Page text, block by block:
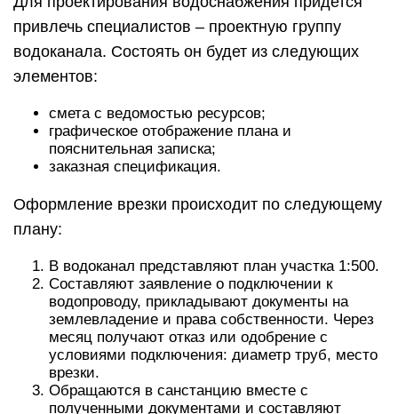
привлечь специалистов – проектную группу
водоканала. Состоять он будет из следующих
элементов:
смета с ведомостью ресурсов;
графическое отображение плана и
пояснительная записка;
заказная спецификация.
Оформление врезки происходит по следующему
плану:
В водоканал представляют план участка 1:500.
Составляют заявление о подключении к
водопроводу, прикладывают документы на
землевладение и права собственности. Через
месяц получают отказ или одобрение с
условиями подключения: диаметр труб, место
врезки.
Обращаются в санстанцию вместе с
полученными документами и составляют